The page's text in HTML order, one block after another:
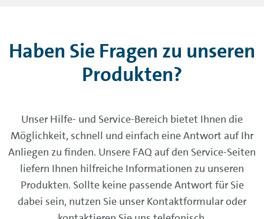
Haben Sie Fragen zu unseren
Produkten?
Unser Hilfe- und Service-Bereich bietet Ihnen die
Möglichkeit, schnell und einfach eine Antwort auf Ihr
Anliegen zu finden. Unsere FAQ auf den Service-Seiten
liefern Ihnen hilfreiche Informationen zu unseren
Produkten. Sollte keine passende Antwort für Sie
dabei sein, nutzen Sie unser Kontaktformular oder